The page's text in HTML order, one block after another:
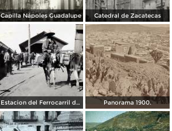
Capilla Nápoles Guadalupe Catedral de Zacatecas
Estacion del Ferrocarril de Zacatecas ( 1909 ). Panorama 1900.